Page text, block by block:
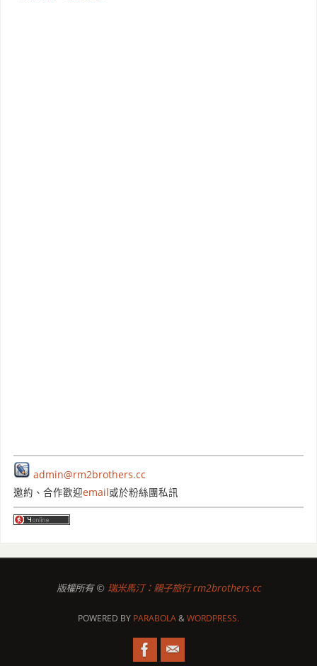
admin@rm2brothers.cc
邀約、合作歡迎email或於粉絲團私訊
版權所有 © 瑞米馬汀：親子旅行 rm2brothers.cc
POWERED BY PARABOLA&WORDPRESS.